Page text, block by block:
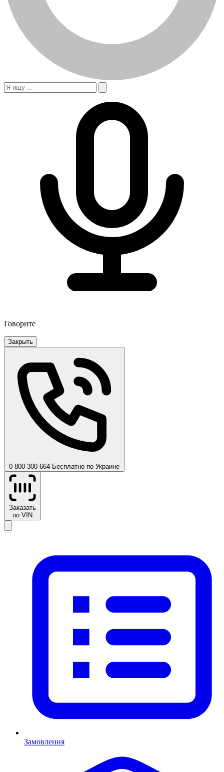
Говорите
Закрыть
0 800 300 664 Бесплатно по Украине
Заказать
по VIN
Замовлення